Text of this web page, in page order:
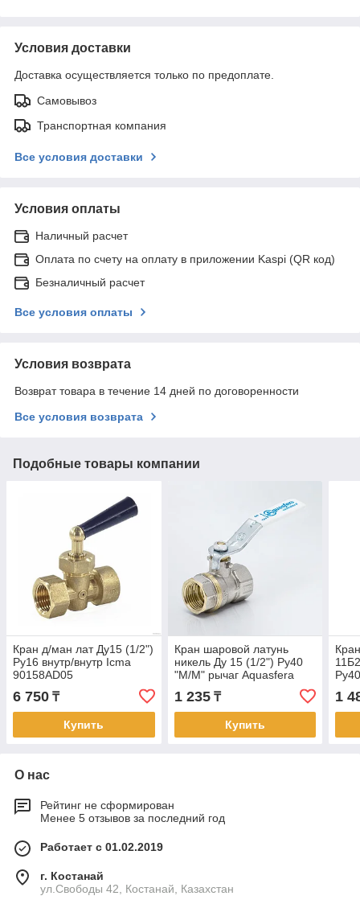
Условия доставки
Доставка осуществляется только по предоплате.
Самовывоз
Транспортная компания
Все условия доставки
Условия оплаты
Наличный расчет
Оплата по счету на оплату в приложении Kaspi (QR код)
Безналичный расчет
Все условия оплаты
Условия возврата
Возврат товара в течение 14 дней по договоренности
Все условия возврата
Подобные товары компании
Кран д/ман лат Ду15 (1/2")
Ру16 внутр/внутр Icma
90158AD05
6 750 ₸
Купить
Кран шаровой латунь
никель Ду 15 (1/2") Ру40
"М/М" рычаг Aquasfera
Standard (140/35)
1 235₸
Купить
1
О нас
Рейтинг не сформирован
Менее 5 отзывов за последний год
Работает с 01.02.2019
г. Костанай
ул.Свободы 42, Костанай, Казахстан